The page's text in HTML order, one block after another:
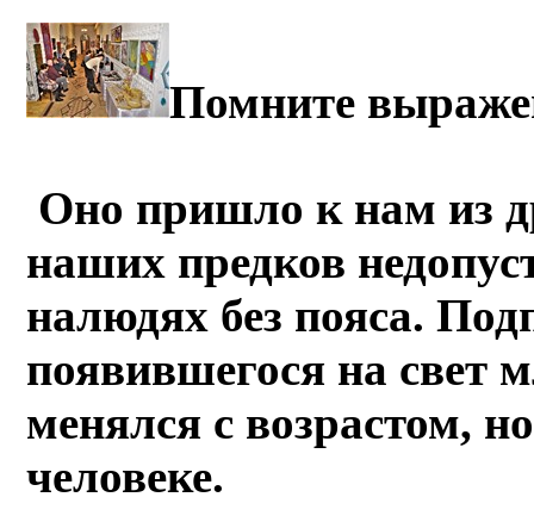
Помните
Оно пришло к нам из
наших предков
налюдях без пояса.
появившегося на свет
менялся с возрастом,
человеке.